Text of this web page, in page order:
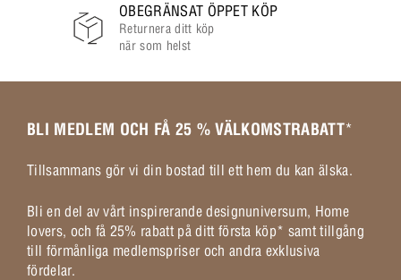
OBEGRÄNSAT ÖPPET KÖP
Returnera ditt köp
när som helst
BLI MEDLEM OCH FÅ 25 % VÄLKOMSTRABATT*
Tillsammans gör vi din bostad till ett hem du kan älska.
Bli en del av vårt inspirerande designuniversum, Home
lovers, och få 25% rabatt på ditt första köp* samt tillgång
till förmånliga medlemspriser och andra exklusiva
fördelar.